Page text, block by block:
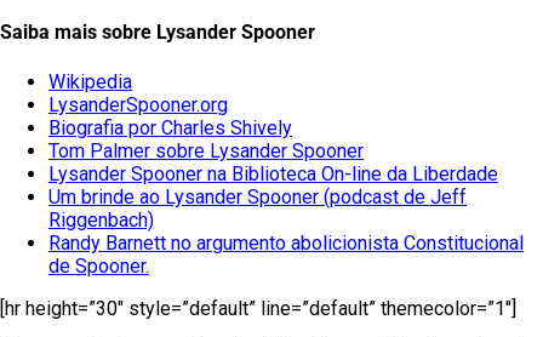
Saiba mais sobre Lysander Spooner
Wikipedia
LysanderSpooner.org
Biografia por Charles Shively
Tom Palmer sobre Lysander Spooner
Lysander Spooner na Biblioteca On-line da Liberdade
Um brinde ao Lysander Spooner (podcast de Jeff
Riggenbach)
Randy Barnett no argumento abolicionista Constitucional
de Spooner.
[hr height=”30″ style=”default” line=”default” themecolor=”1″]